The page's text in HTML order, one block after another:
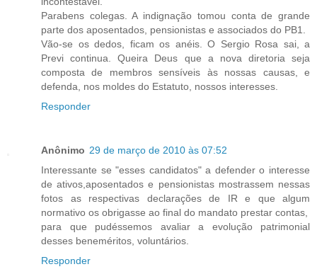
Parabens colegas. A indignação tomou conta de grande
parte dos aposentados, pensionistas e associados do PB1.
Vão-se os dedos, ficam os anéis. O Sergio Rosa sai, a
Previ continua. Queira Deus que a nova diretoria seja
composta de membros sensíveis às nossas causas, e
defenda, nos moldes do Estatuto, nossos interesses.
Responder
Anônimo 29 de março de 2010 às 07:52
Interessante se "esses candidatos" a defender o interesse
de ativos,aposentados e pensionistas mostrassem nessas
fotos as respectivas declarações de IR e que algum
normativo os obrigasse ao final do mandato prestar contas,
para que pudéssemos avaliar a evolução patrimonial
desses beneméritos, voluntários.
Responder